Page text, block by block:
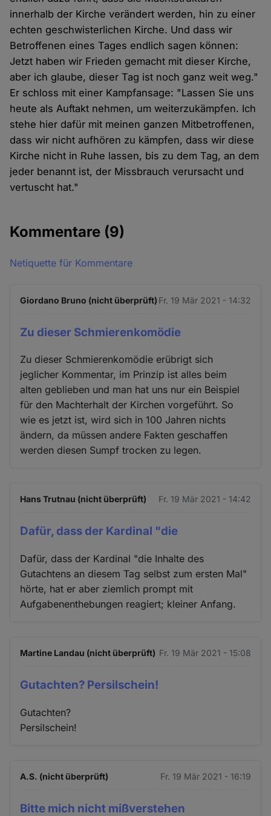
innerhalb der Kirche verändert werden, hin zu einer
echten geschwisterlichen Kirche. Und dass wir
Betroffenen eines Tages endlich sagen können:
Jetzt haben wir Frieden gemacht mit dieser Kirche,
aber ich glaube, dieser Tag ist noch ganz weit weg."
Er schloss mit einer Kampfansage: "Lassen Sie uns
heute als Auftakt nehmen, um weiterzukämpfen. Ich
stehe hier dafür mit meinen ganzen Mitbetroffenen,
dass wir nicht aufhören zu kämpfen, dass wir diese
Kirche nicht in Ruhe lassen, bis zu dem Tag, an dem
jeder benannt ist, der Missbrauch verursacht und
vertuscht hat."
Kommentare (9)
Netiquette für Kommentare
Giordano Bruno (nicht überprüft) Fr. 19 Mär 2021 - 14:32
Zu dieser Schmierenkomödie
Zu dieser Schmierenkomödie erübrigt sich
jeglicher Kommentar, im Prinzip ist alles beim
alten geblieben und man hat uns nur ein Beispiel
für den Machterhalt der Kirchen vorgeführt. So
wie es jetzt ist, wird sich in 100 Jahren nichts
ändern, da müssen andere Fakten geschaffen
werden diesen Sumpf trocken zu legen.
Hans Trutnau (nicht überprüft) Fr. 19 Mär 2021 - 14:42
Dafür, dass der Kardinal "die
Dafür, dass der Kardinal "die Inhalte des
Gutachtens an diesem Tag selbst zum ersten Mal"
hörte, hat er aber ziemlich prompt mit
Aufgabenenthebungen reagiert; kleiner Anfang.
Martine Landau (nicht überprüft) Fr. 19 Mär 2021 - 15:08
Gutachten? Persilschein!
Gutachten?
Persilschein!
A.S. (nicht überprüft) Fr. 19 Mär 2021 - 16:19
Bitte mich nicht mißverstehen